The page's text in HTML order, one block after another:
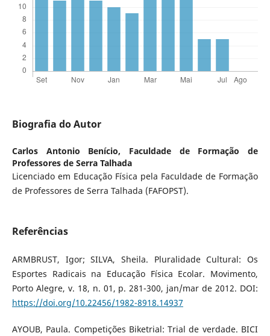
Biografia do Autor
Carlos Antonio Benício, Faculdade de Formação de
Professores de Serra Talhada
Licenciado em Educação Física pela Faculdade de Formação
de Professores de Serra Talhada (FAFOPST).
Referências
ARMBRUST, Igor; SILVA, Sheila. Pluralidade Cultural: Os
Esportes Radicais na Educação Física Ecolar. Movimento,
Porto Alegre, v. 18, n. 01, p. 281-300, jan/mar de 2012. DOI:
https://doi.org/10.22456/1982-8918.14937
AYOUB, Paula. Competições Biketrial: Trial de verdade. BICI